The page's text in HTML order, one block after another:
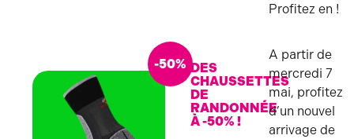
Profitez en !
-50% DES
CHAUSSETTES
DE
RANDONNÉE
À -50% !
A partir de
mercredi 7
mai, profitez
d’un nouvel
arrivage de